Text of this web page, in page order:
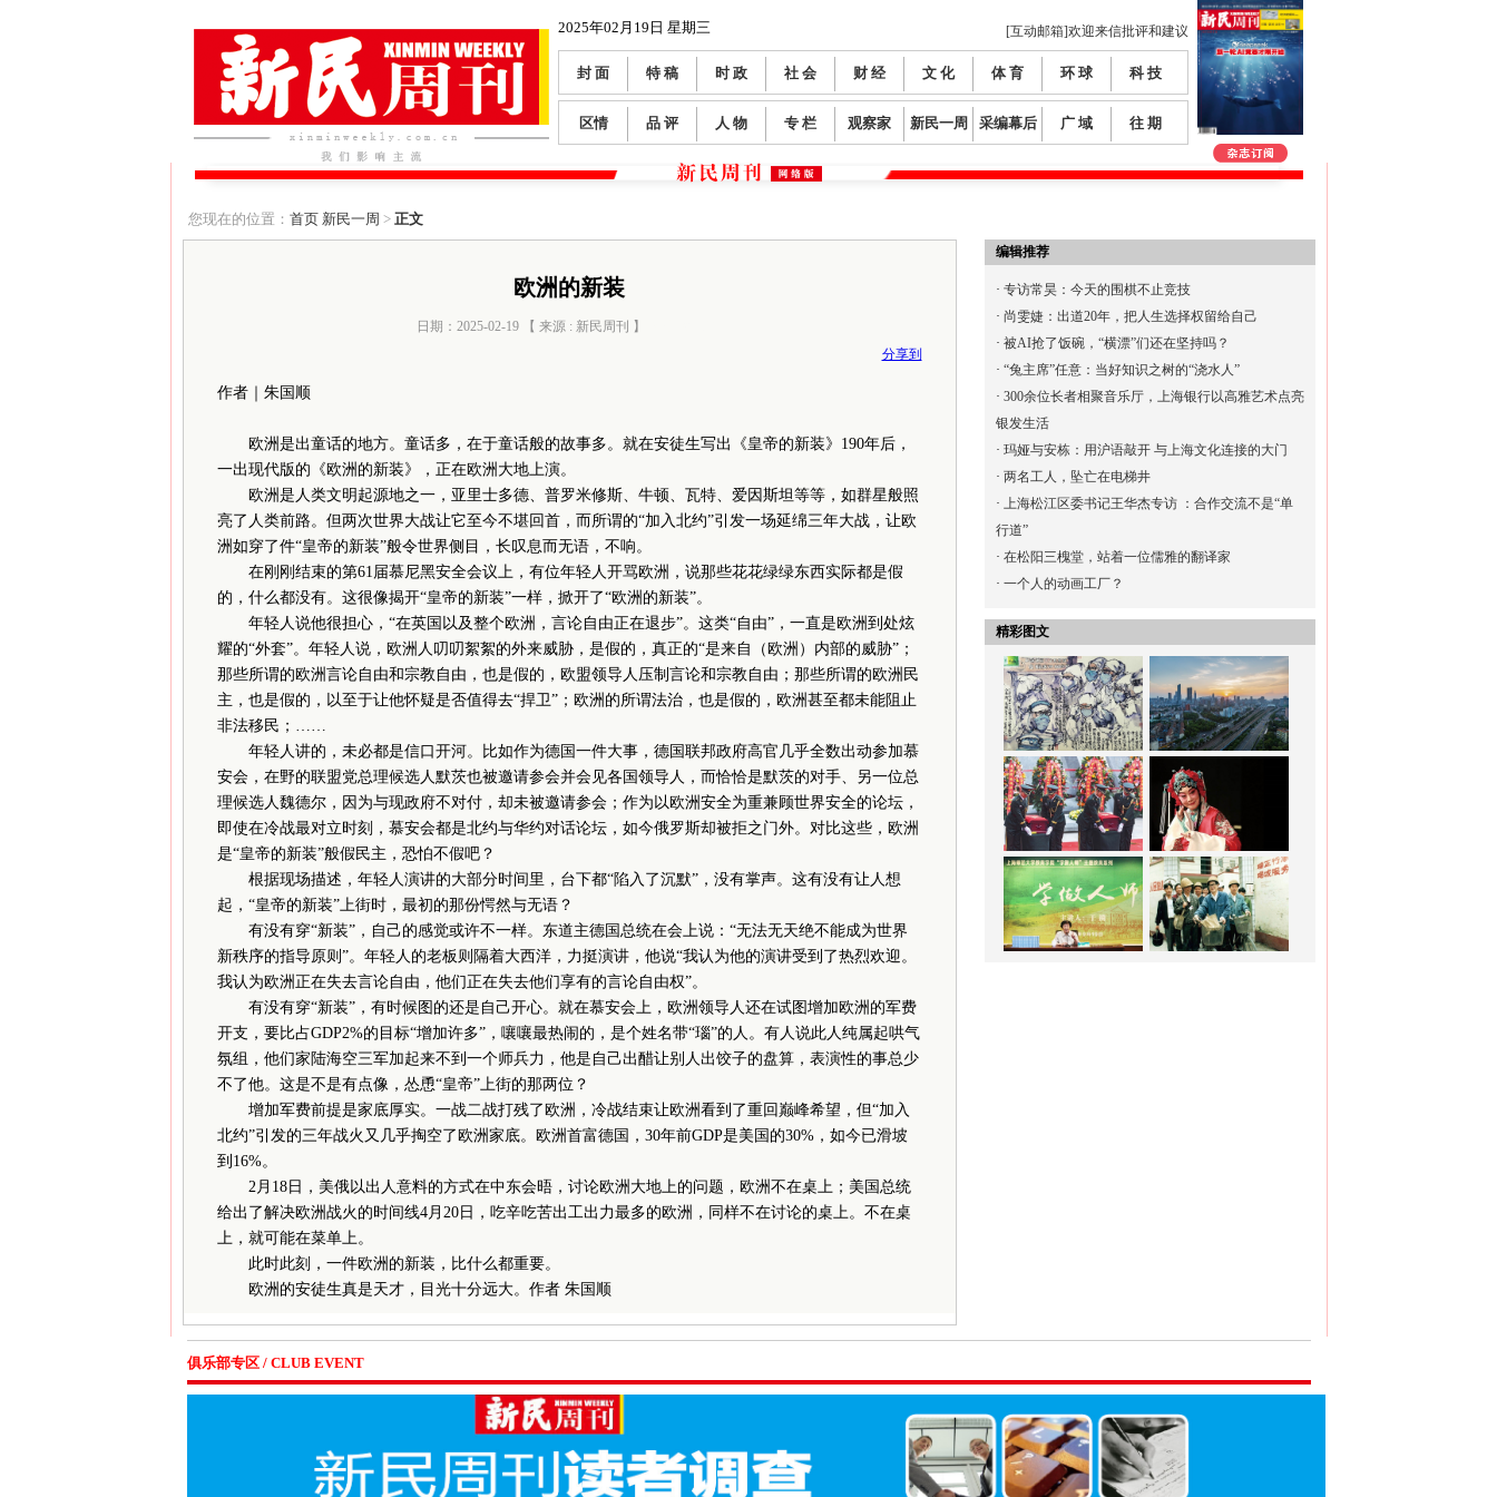
2025年02月19日 星期三 [互动邮箱]欢迎来信批评和建议
封 面 特 稿 时 政 社 会 财 经 文 化 体 育 环 球 科 技
区情 品 评 人 物 专 栏 观察家 新民一周 采编幕后 广 域 往 期
您现在的位置： 首页 新民一周 > 正文
欧洲的新装
日期：2025-02-19 【 来源 : 新民周刊 】
分享到
作者｜朱国顺
欧洲是出童话的地方。童话多，在于童话般的故事多。就在安徒生写出《皇帝的新装》190年后，
一出现代版的《欧洲的新装》，正在欧洲大地上演。
欧洲是人类文明起源地之一，亚里士多德、普罗米修斯、牛顿、瓦特、爱因斯坦等等，如群星般照
亮了人类前路。但两次世界大战让它至今不堪回首，而所谓的“加入北约”引发一场延绵三年大战，让欧
洲如穿了件“皇帝的新装”般令世界侧目，长叹息而无语，不响。
在刚刚结束的第61届慕尼黑安全会议上，有位年轻人开骂欧洲，说那些花花绿绿东西实际都是假
的，什么都没有。这很像揭开“皇帝的新装”一样，掀开了“欧洲的新装”。
年轻人说他很担心，“在英国以及整个欧洲，言论自由正在退步”。这类“自由”，一直是欧洲到处炫
耀的“外套”。年轻人说，欧洲人叨叨絮絮的外来威胁，是假的，真正的“是来自（欧洲）内部的威胁”；
那些所谓的欧洲言论自由和宗教自由，也是假的，欧盟领导人压制言论和宗教自由；那些所谓的欧洲民
主，也是假的，以至于让他怀疑是否值得去“捍卫”；欧洲的所谓法治，也是假的，欧洲甚至都未能阻止
非法移民；……
年轻人讲的，未必都是信口开河。比如作为德国一件大事，德国联邦政府高官几乎全数出动参加慕
安会，在野的联盟党总理候选人默茨也被邀请参会并会见各国领导人，而恰恰是默茨的对手、另一位总
理候选人魏德尔，因为与现政府不对付，却未被邀请参会；作为以欧洲安全为重兼顾世界安全的论坛，
即使在冷战最对立时刻，慕安会都是北约与华约对话论坛，如今俄罗斯却被拒之门外。对比这些，欧洲
是“皇帝的新装”般假民主，恐怕不假吧？
根据现场描述，年轻人演讲的大部分时间里，台下都“陷入了沉默”，没有掌声。这有没有让人想
起，“皇帝的新装”上街时，最初的那份愕然与无语？
有没有穿“新装”，自己的感觉或许不一样。东道主德国总统在会上说：“无法无天绝不能成为世界
新秩序的指导原则”。年轻人的老板则隔着大西洋，力挺演讲，他说“我认为他的演讲受到了热烈欢迎。
我认为欧洲正在失去言论自由，他们正在失去他们享有的言论自由权”。
有没有穿“新装”，有时候图的还是自己开心。就在慕安会上，欧洲领导人还在试图增加欧洲的军费
开支，要比占GDP2%的目标“增加许多”，嚷嚷最热闹的，是个姓名带“瑙”的人。有人说此人纯属起哄气
氛组，他们家陆海空三军加起来不到一个师兵力，他是自己出醋让别人出饺子的盘算，表演性的事总少
不了他。这是不是有点像，怂恿“皇帝”上街的那两位？
增加军费前提是家底厚实。一战二战打残了欧洲，冷战结束让欧洲看到了重回巅峰希望，但“加入
北约”引发的三年战火又几乎掏空了欧洲家底。欧洲首富德国，30年前GDP是美国的30%，如今已滑坡
到16%。
2月18日，美俄以出人意料的方式在中东会晤，讨论欧洲大地上的问题，欧洲不在桌上；美国总统
给出了解决欧洲战火的时间线4月20日，吃辛吃苦出工出力最多的欧洲，同样不在讨论的桌上。不在桌
上，就可能在菜单上。
此时此刻，一件欧洲的新装，比什么都重要。
欧洲的安徒生真是天才，目光十分远大。作者 朱国顺
编辑推荐
· 专访常昊：今天的围棋不止竞技
· 尚雯婕：出道20年，把人生选择权留给自己
· 被AI抢了饭碗，“横漂”们还在坚持吗？
· “兔主席”任意：当好知识之树的“浇水人”
· 300余位长者相聚音乐厅，上海银行以高雅艺术点亮
银发生活
· 玛娅与安栋：用沪语敲开 与上海文化连接的大门
· 两名工人，坠亡在电梯井
· 上海松江区委书记王华杰专访 ：合作交流不是“单
行道”
· 在松阳三槐堂，站着一位儒雅的翻译家
· 一个人的动画工厂？
精彩图文
俱乐部专区 / CLUB EVENT